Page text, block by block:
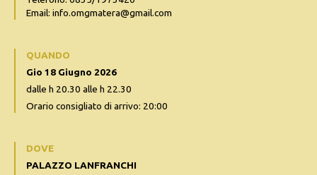
Email: info.omgmatera@gmail.com
QUANDO
Gio 18 Giugno 2026
dalle h 20.30 alle h 22.30
Orario consigliato di arrivo: 20:00
DOVE
PALAZZO LANFRANCHI